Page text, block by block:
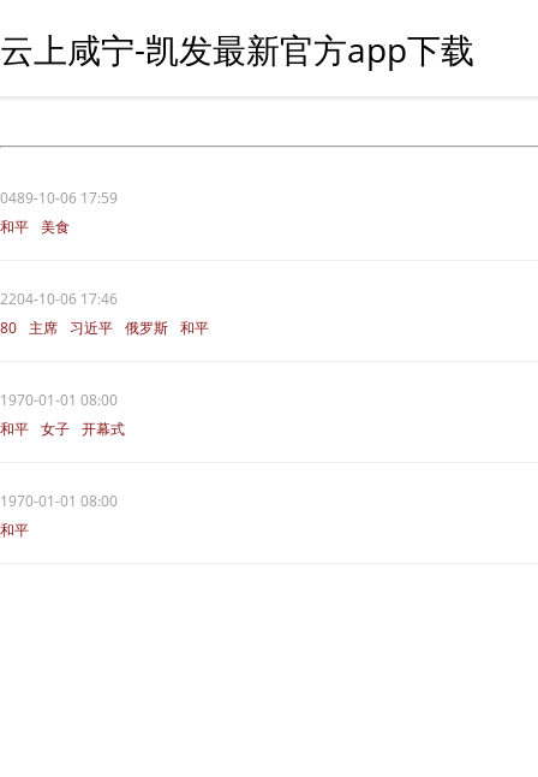
云上咸宁-凯发最新官方app下载
0489-10-06 17:59
和平 美食
2204-10-06 17:46
80
主席 习近平 俄罗斯 和平
1970-01-01 08:00
和平 女子 开幕式
1970-01-01 08:00
和平